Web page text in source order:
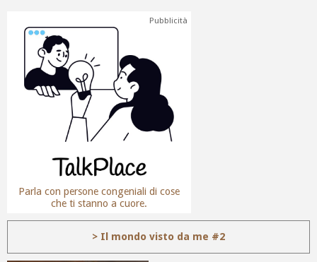
Pubblicità
Parla con persone congeniali di cose
che ti stanno a cuore.
> Il mondo visto da me #2